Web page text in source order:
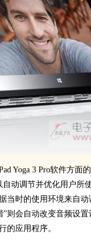
Yoga 3 Pro软件方面
动调节并优化用户所
当时的使用环境来自
”则会自动改变音频设
的应用程序。